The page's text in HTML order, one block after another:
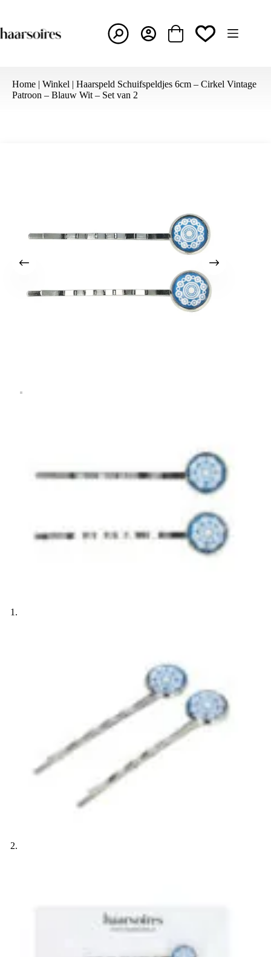
de
inhoud
Winkelwagen
Home | Winkel | Haarspeld Schuifspeldjes 6cm – Cirkel Vintage
Patroon – Blauw Wit – Set van 2